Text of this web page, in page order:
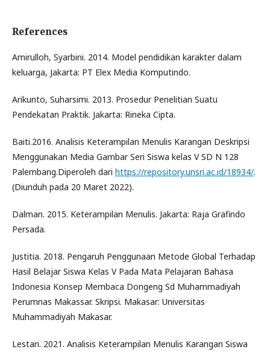
References
Amirulloh, Syarbini. 2014. Model pendidikan karakter dalam
keluarga, Jakarta: PT Elex Media Komputindo.
Arikunto, Suharsimi. 2013. Prosedur Penelitian Suatu
Pendekatan Praktik. Jakarta: Rineka Cipta.
Baiti.2016. Analisis Keterampilan Menulis Karangan Deskripsi
Menggunakan Media Gambar Seri Siswa kelas V SD N 128
Palembang.Diperoleh dari https://repository.unsri.ac.id/18934/.
(Diunduh pada 20 Maret 2022).
Dalman. 2015. Keterampilan Menulis. Jakarta: Raja Grafindo
Persada.
Justitia. 2018. Pengaruh Penggunaan Metode Global Terhadap
Hasil Belajar Siswa Kelas V Pada Mata Pelajaran Bahasa
Indonesia Konsep Membaca Dongeng Sd Muhammadiyah
Perumnas Makassar. Skripsi. Makasar: Universitas
Muhammadiyah Makasar.
Lestari. 2021. Analisis Keterampilan Menulis Karangan Siswa